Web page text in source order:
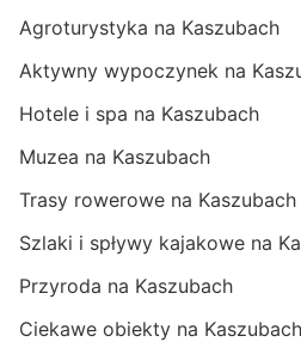
Agroturystyka na Kaszubach
Aktywny wypoczynek na
Hotele i spa na Kaszubach
Muzea na Kaszubach
Trasy rowerowe na Kaszubach
Szlaki i spływy kajakowe na
Przyroda na Kaszubach
Ciekawe obiekty na Kaszubach